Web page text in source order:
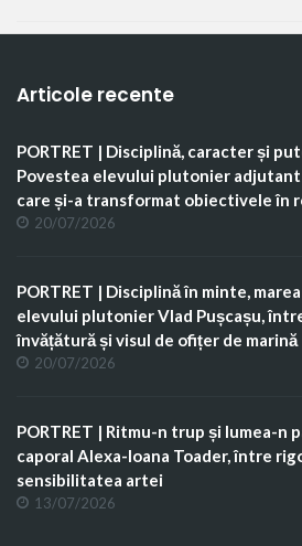
Articole recente
PORTRET | Disciplină, caracter și
Povestea elevului plutonier adjutant
care și-a transformat obiectivele în
20/07/2026
PORTRET | Disciplină în minte,
elevului plutonier Vlad Pușcașu,
învățătură și visul de ofițer de marină
20/07/2026
PORTRET | Ritmu-n trup și lumea-n
caporal Alexa-Ioana Toader, între
sensibilitatea artei
13/07/2026